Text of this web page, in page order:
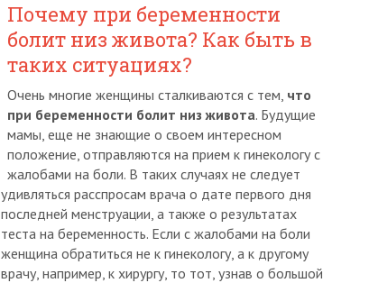
Почему при беременности
болит низ живота? Как быть в
таких ситуациях?
Очень многие женщины сталкиваются с тем, что
при беременности болит низ живота. Будущие
мамы, еще не знающие о своем интересном
положение, отправляются на прием к гинекологу с
жалобами на боли. В таких случаях не следует
удивляться расспросам врача о дате первого дня
последней менструации, а также о результатах
теста на беременность. Если с жалобами на боли
женщина обратиться не к гинекологу, а к другому
врачу, например, к хирургу, то тот, узнав о большой